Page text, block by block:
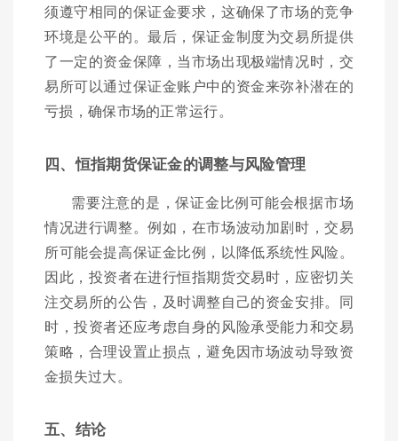
须遵守相同的保证金要求，这确保了市场的竞争
环境是公平的。最后，保证金制度为交易所提供
了一定的资金保障，当市场出现极端情况时，交
易所可以通过保证金账户中的资金来弥补潜在的
亏损，确保市场的正常运行。
四、恒指期货保证金的调整与风险管理
需要注意的是，保证金比例可能会根据市场
情况进行调整。例如，在市场波动加剧时，交易
所可能会提高保证金比例，以降低系统性风险。
因此，投资者在进行恒指期货交易时，应密切关
注交易所的公告，及时调整自己的资金安排。同
时，投资者还应考虑自身的风险承受能力和交易
策略，合理设置止损点，避免因市场波动导致资
金损失过大。
五、结论